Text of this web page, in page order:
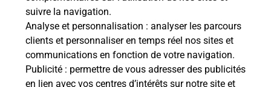
suivre la navigation.
Analyse et personnalisation : analyser les parcours
clients et personnaliser en temps réel nos sites et
communications en fonction de votre navigation.
Publicité : permettre de vous adresser des publicités
en lien avec vos centres d’intérêts sur notre site et
17 Grand Rue
02300 Bethancourt En Vaux
Itinéraire